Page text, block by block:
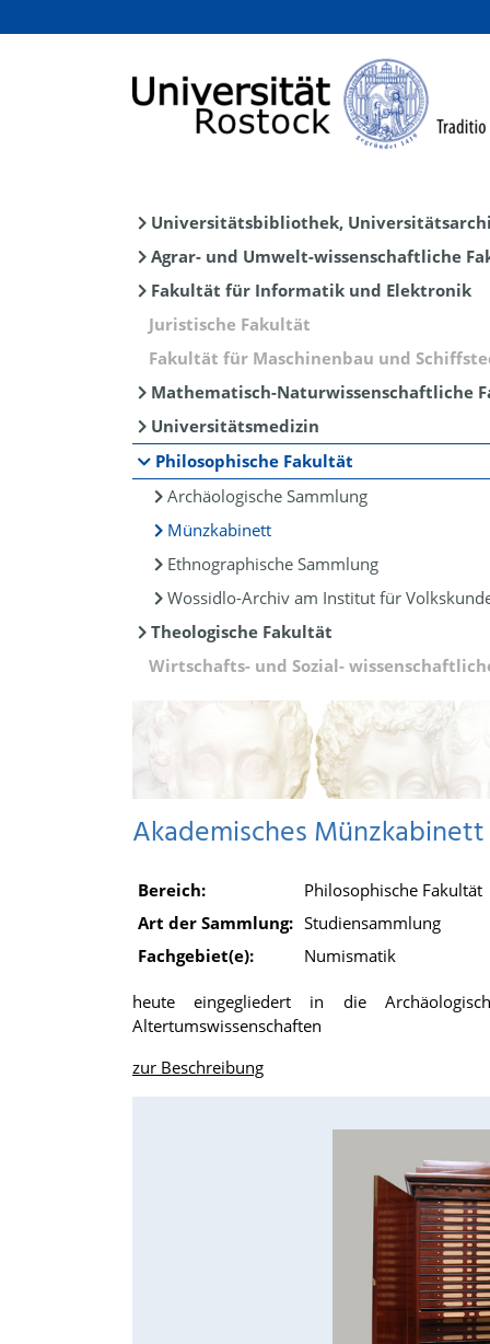
Universitätsbibliothek,
Agrar- und Umwelt-wissenschaftliche
Fakultät für Informatik und Elektronik
Juristische Fakultät
Fakultät für Maschinenbau und
Mathematisch-Naturwissenschaftliche
Universitätsmedizin
Philosophische Fakultät
Archäologische Sammlung
Münzkabinett
Ethnographische Sammlung
Wossidlo-Archiv am Institut für
Theologische Fakultät
Wirtschafts- und Sozial-
Akademisches Münzkabinett
Bereich:
Philosophische Fakultät
Art der Sammlung: Studiensammlung
Fachgebiet(e):
Numismatik
heute eingegliedert in die
Altertumswissenschaften
zur Beschreibung